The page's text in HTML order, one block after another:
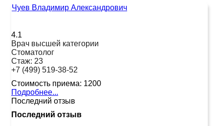
Чуев Владимир Александрович
4.1
Врач высшей категории
Стоматолог
Стаж: 23
+7 (499) 519-38-52
Стоимость приема: 1200
Подробнее...
Последний отзыв
Последний отзыв